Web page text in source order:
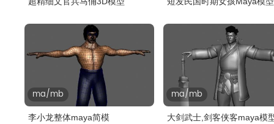
ma/mb
李小龙整体maya简模
ma/mb
大剑武士,剑客侠客maya模